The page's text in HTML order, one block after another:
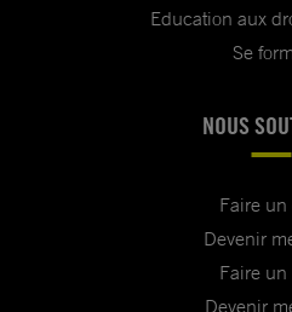
Education aux
Se
NOUS
Faire un
Devenir
Faire un
Devenir